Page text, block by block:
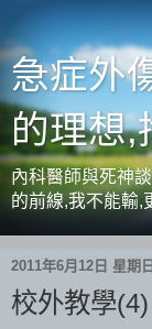
急症外
的理想,
內科醫師與死神
的前線,我不能輸,
2011年6月12日 星期日
校外教學(4)